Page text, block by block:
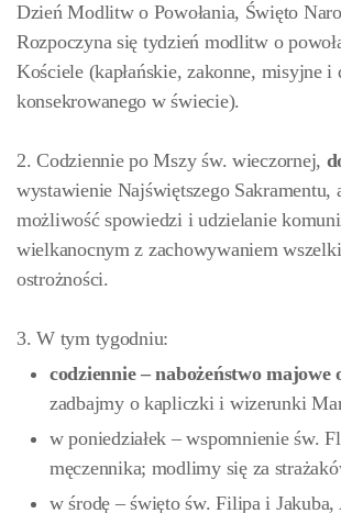
Dzień Modlitw o Powołania, Święto
Rozpoczyna się tydzień modlitw o
Kościele (kapłańskie, zakonne, misyjne i
konsekrowanego w świecie).
2. Codziennie po Mszy św. wieczornej,
wystawienie Najświętszego Sakramentu,
możliwość spowiedzi i udzielanie
wielkanocnym z zachowywaniem
ostrożności.
3. W tym tygodniu:
codziennie – nabożeństwo majowe
zadbajmy o kapliczki i wizerunki
w poniedziałek – wspomnienie św.
męczennika; modlimy się za
w środę – święto św. Filipa i Jakuba,